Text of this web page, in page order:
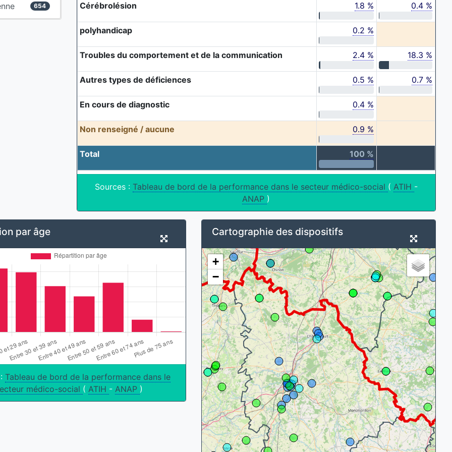
654 Cérébrolésion 1.8 % 0.4 %
polyhandicap 0.2 %
Troubles du comportement et de la communication 2.4 % 18.3 %
Autres types de déficiences 0.5 % 0.7 %
En cours de diagnostic 0.4 %
Non renseigné / aucune 0.9 %
Total 100 %
Sources : Tableau de bord de la performance dans le secteur médico-social ( ATIH -
ANAP )
par âge
Tableau de bord de la performance dans le
médico-social ( ATIH - ANAP )
Cartographie des dispositifs
+
−